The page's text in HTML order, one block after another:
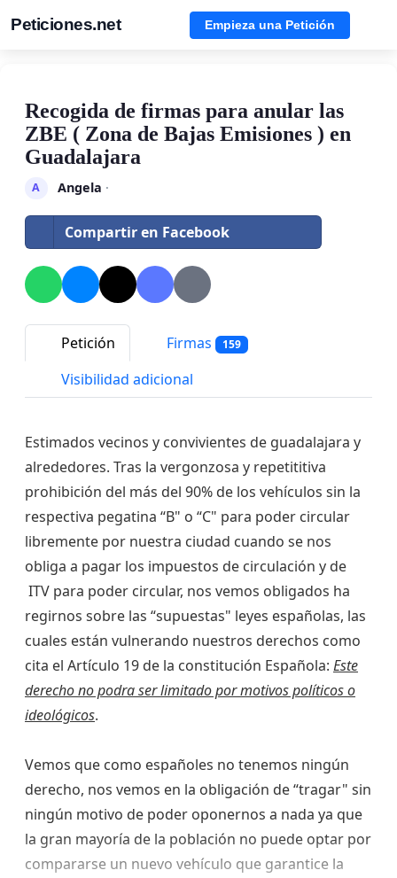
Peticiones.net Empieza una Petición
Recogida de firmas para anular las
ZBE ( Zona de Bajas Emisiones ) en
Guadalajara
A Angela ·
Compartir en Facebook
Petición Firmas 159
Visibilidad adicional
Estimados vecinos y convivientes de guadalajara y
alrededores. Tras la vergonzosa y repetititiva
prohibición del más del 90% de los vehículos sin la
respectiva pegatina “B" o “C" para poder circular
libremente por nuestra ciudad cuando se nos
obliga a pagar los impuestos de circulación y de
ITV para poder circular, nos vemos obligados ha
regirnos sobre las “supuestas" leyes españolas, las
cuales están vulnerando nuestros derechos como
cita el Artículo 19 de la constitución Española: Este
derecho no podra ser limitado por motivos políticos o
ideológicos.
Vemos que como españoles no tenemos ningún
derecho, nos vemos en la obligación de “tragar" sin
ningún motivo de poder oponernos a nada ya que
la gran mayoría de la población no puede optar por
compararse un nuevo vehículo que garantice la